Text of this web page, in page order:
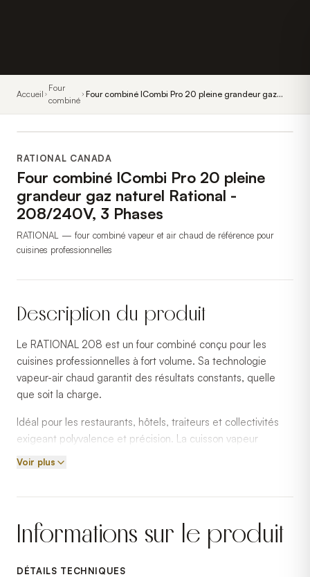
Accueil
Four
combiné
Four combiné ICombi Pro 20 pleine grandeur gaz
RATIONAL CANADA
Four combiné ICombi Pro 20 pleine
grandeur gaz naturel Rational -
208/240V, 3 Phases
RATIONAL — four combiné vapeur et air chaud de référence pour
cuisines professionnelles
Description du produit
Le RATIONAL 208 est un four combiné conçu pour les
cuisines professionnelles à fort volume. Sa technologie
vapeur-air chaud garantit des résultats constants, quelle
que soit la charge.
Idéal pour les restaurants, hôtels, traiteurs et collectivités
exigeant polyvalence et précision. La cuisson vapeur
préserve la qualité nutritionnelle et réduit les pertes de
poids.
RATIONAL est une référence mondiale en fours combinés,
optimale.
Voir plus
Informations sur le produit
DÉTAILS TECHNIQUES